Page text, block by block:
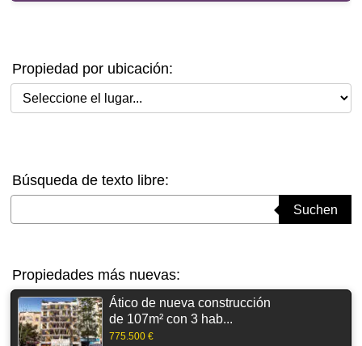
Propiedad por ubicación:
Seleccione el lugar
Búsqueda de texto libre:
Suchen
Propiedades más nuevas:
Ático de nueva construcción
de 107m² con 3 hab...
775.500 €